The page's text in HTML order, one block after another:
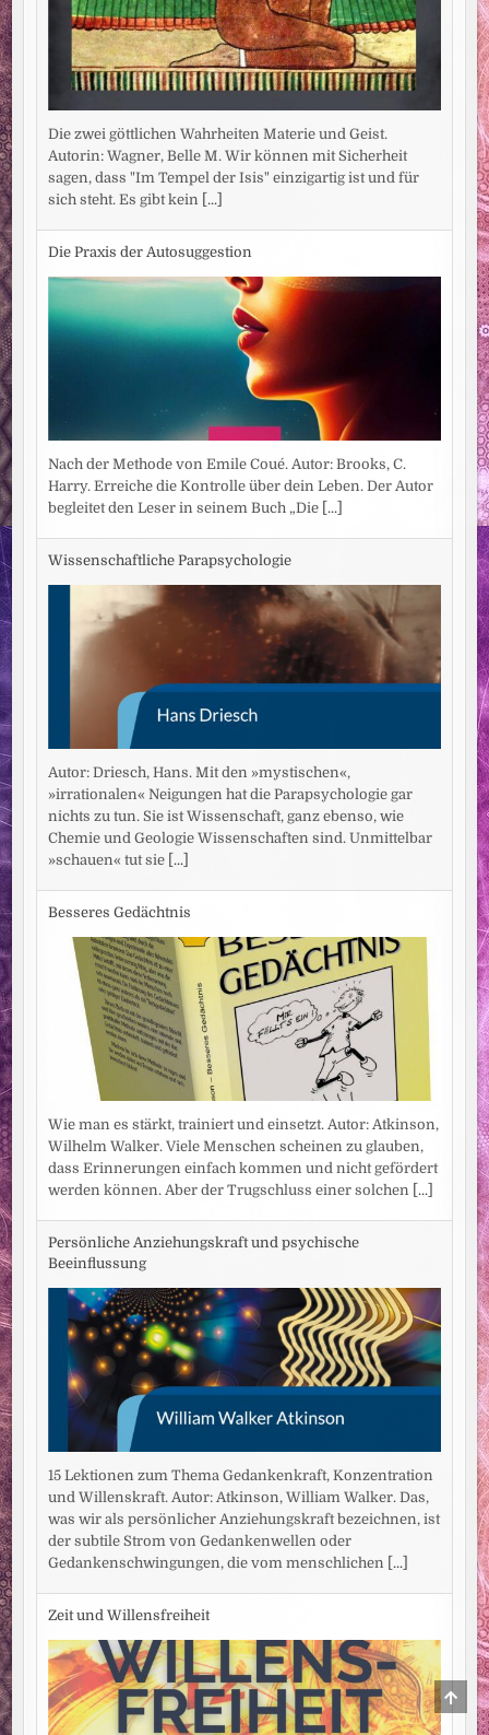
Die zwei göttlichen Wahrheiten Materie und Geist.
Autorin: Wagner, Belle M. Wir können mit Sicherheit
sagen, dass "Im Tempel der Isis" einzigartig ist und für
sich steht. Es gibt kein [...]
Die Praxis der Autosuggestion
Nach der Methode von Emile Coué. Autor: Brooks, C.
Harry. Erreiche die Kontrolle über dein Leben. Der Autor
begleitet den Leser in seinem Buch „Die [...]
Wissenschaftliche Parapsychologie
Autor: Driesch, Hans. Mit den »mystischen«,
»irrationalen« Neigungen hat die Parapsychologie gar
nichts zu tun. Sie ist Wissenschaft, ganz ebenso, wie
Chemie und Geologie Wissenschaften sind. Unmittelbar
»schauen« tut sie [...]
Besseres Gedächtnis
Wie man es stärkt, trainiert und einsetzt. Autor: Atkinson,
Wilhelm Walker. Viele Menschen scheinen zu glauben,
dass Erinnerungen einfach kommen und nicht gefördert
werden können. Aber der Trugschluss einer solchen [...]
Persönliche Anziehungskraft und psychische
Beeinflussung
15 Lektionen zum Thema Gedankenkraft, Konzentration
und Willenskraft. Autor: Atkinson, William Walker. Das,
was wir als persönlicher Anziehungskraft bezeichnen, ist
der subtile Strom von Gedankenwellen oder
Gedankenschwingungen, die vom menschlichen [...]
Zeit und Willensfreiheit
TO
TOP